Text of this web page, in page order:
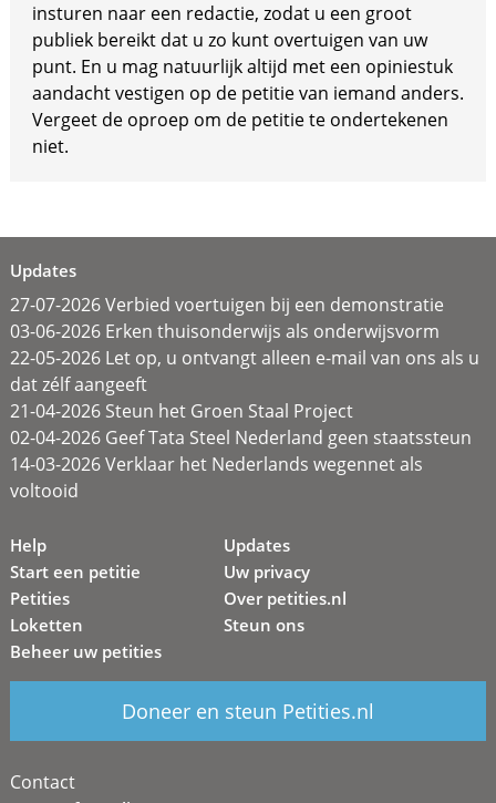
insturen naar een redactie, zodat u een groot
publiek bereikt dat u zo kunt overtuigen van uw
punt. En u mag natuurlijk altijd met een opiniestuk
aandacht vestigen op de petitie van iemand anders.
Vergeet de oproep om de petitie te ondertekenen
niet.
Updates
27-07-2026 Verbied voertuigen bij een demonstratie
03-06-2026 Erken thuisonderwijs als onderwijsvorm
22-05-2026 Let op, u ontvangt alleen e-mail van ons als u
dat zélf aangeeft
21-04-2026 Steun het Groen Staal Project
02-04-2026 Geef Tata Steel Nederland geen staatssteun
14-03-2026 Verklaar het Nederlands wegennet als
voltooid
Help
Start een petitie
Petities
Loketten
Beheer uw petities
Updates
Uw privacy
Over petities.nl
Steun ons
Doneer en steun Petities.nl
Contact